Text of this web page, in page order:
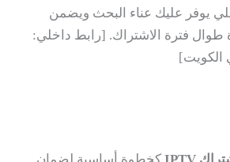
يوفر عليك عناء البحث ويضمن
طوال فترة الاشتراك. [رابط داخلي: